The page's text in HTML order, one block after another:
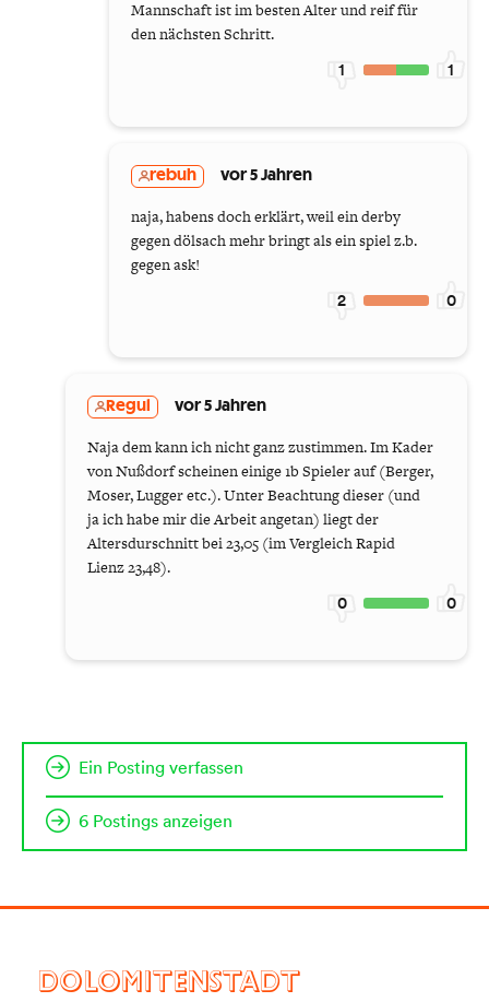
Mannschaft ist im besten Alter und reif für
den nächsten Schritt.
1 1
rebuh vor 5 Jahren
naja, habens doch erklärt, weil ein derby
gegen dölsach mehr bringt als ein spiel z.b.
gegen ask!
2 0
Regul vor 5 Jahren
Naja dem kann ich nicht ganz zustimmen. Im Kader
von Nußdorf scheinen einige 1b Spieler auf (Berger,
Moser, Lugger etc.). Unter Beachtung dieser (und
ja ich habe mir die Arbeit angetan) liegt der
Altersdurschnitt bei 23,05 (im Vergleich Rapid
Lienz 23,48).
0 0
Ein Posting verfassen
6 Postings anzeigen
DOLOMITENSTADT